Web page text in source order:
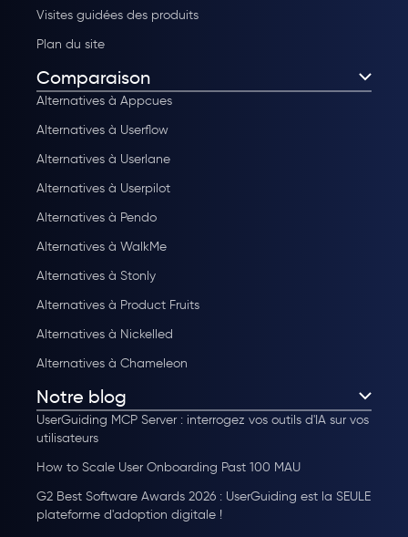
Visites guidées des produits
Plan du site
Comparaison
Alternatives à Appcues
Alternatives à Userflow
Alternatives à Userlane
Alternatives à Userpilot
Alternatives à Pendo
Alternatives à WalkMe
Alternatives à Stonly
Alternatives à Product Fruits
Alternatives à Nickelled
Alternatives à Chameleon
Notre blog
UserGuiding MCP Server : interrogez vos outils d'IA sur vos
utilisateurs
How to Scale User Onboarding Past 100 MAU
G2 Best Software Awards 2026 : UserGuiding est la SEULE
plateforme d'adoption digitale !